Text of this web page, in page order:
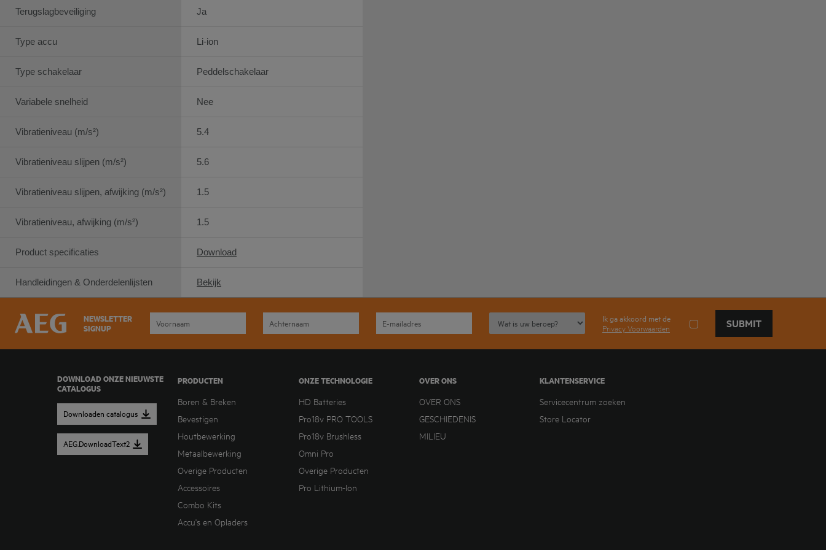
Terugslagbeveiliging
Type accu
Type schakelaar
Variabele snelheid
Vibratieniveau (m/s²)
Vibratieniveau slijpen (m/s²)
Vibratieniveau slijpen, afwijking (m/s²)
Vibratieniveau, afwijking (m/s²)
Product specificaties
Handleidingen & Onderdelenlijsten
Ja
Li-ion
Peddelschakelaar
Nee
5.4
5.6
1.5
1.5
Download
Bekijk
NEWSLETTER
SIGNUP
Ik ga akkoord met de
Privacy Voorwaarden
SUBMIT
DOWNLOAD ONZE NIEUWSTE
CATALOGUS
Downloaden catalogus
AEG.DownloadText2
PRODUCTEN
Boren & Breken
Bevestigen
Houtbewerking
Metaalbewerking
Overige Producten
Accessoires
Combo Kits
Accu's en Opladers
ONZE TECHNOLOGIE
HD Batteries
Pro18v PRO TOOLS
Pro18v Brushless
Omni Pro
Overige Producten
Pro Lithium-Ion
OVER ONS
OVER ONS
GESCHIEDENIS
MILIEU
KLANTENSERVICE
Servicecentrum zoeken
Store Locator